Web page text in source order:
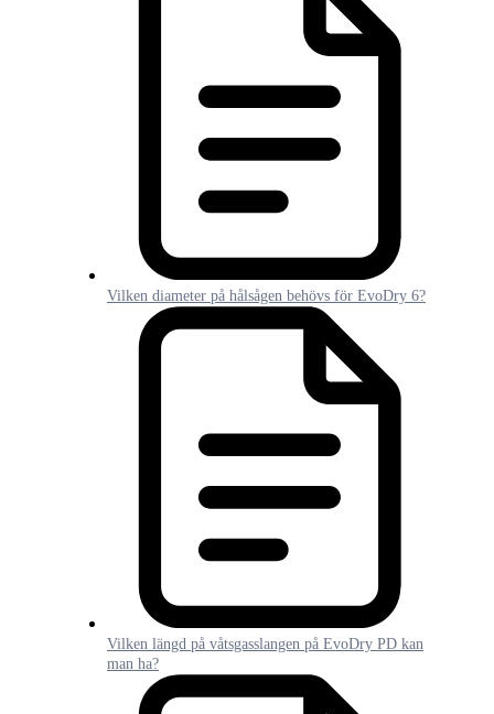
Vilken diameter på hålsågen behövs för EvoDry 6?
Vilken längd på våtsgasslangen på EvoDry PD kan
man ha?